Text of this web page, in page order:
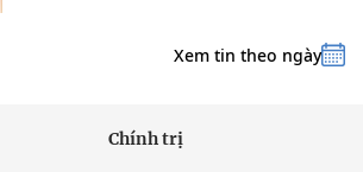
Xem tin theo ngày
Chính trị